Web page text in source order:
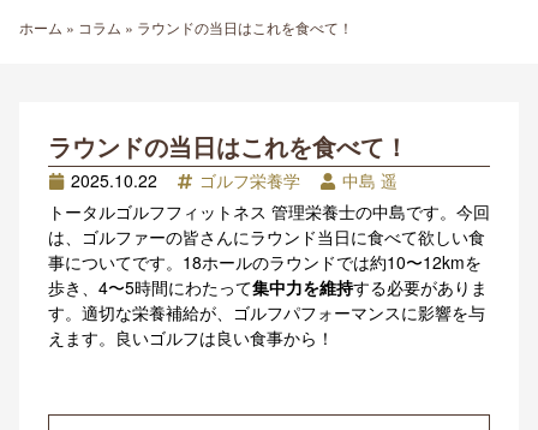
ホーム » コラム » ラウンドの当日はこれを食べて！
ラウンドの当日はこれを食べて！
2025.10.22 ゴルフ栄養学
中島 遥
トータルゴルフフィットネス 管理栄養士の中島です。今回
は、ゴルファーの皆さんにラウンド当日に食べて欲しい食
事についてです。18ホールのラウンドでは約10〜12kmを
歩き、4〜5時間にわたって集中力を維持する必要がありま
す。適切な栄養補給が、ゴルフパフォーマンスに影響を与
えます。良いゴルフは良い食事から！